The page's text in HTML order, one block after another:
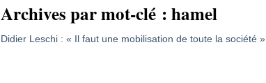
Archives par mot-clé :hamel
Didier Leschi : « Il faut une mobilisation de toute la société »